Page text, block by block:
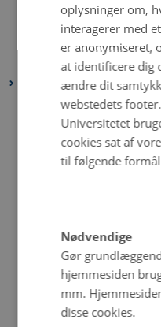
april 2022(4 poster)
februar 2022(4 poster)
januar 2022 (3 poster)
december 2021(6 poster)
november 2021(2 poster)
oktober 2021 (3 poster)
juni 2021(3 poster)
maj 2021(5 poster)
april 2021(4 poster)
marts 2021(3 poster)
oplysninger om,
interagerer med
er anonymiseret,
at identificere dig
ændre dit
webstedets footer.
Universitetet
cookies sat af
til følgende
Nødvendige
Gør
hjemmesiden
mm.
disse cookies.